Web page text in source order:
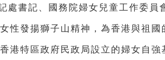
處書記、國務院婦女兒童工作委員
性發揚獅子山精神，為香港與祖國
港特區政府民政局設立的婦女自強